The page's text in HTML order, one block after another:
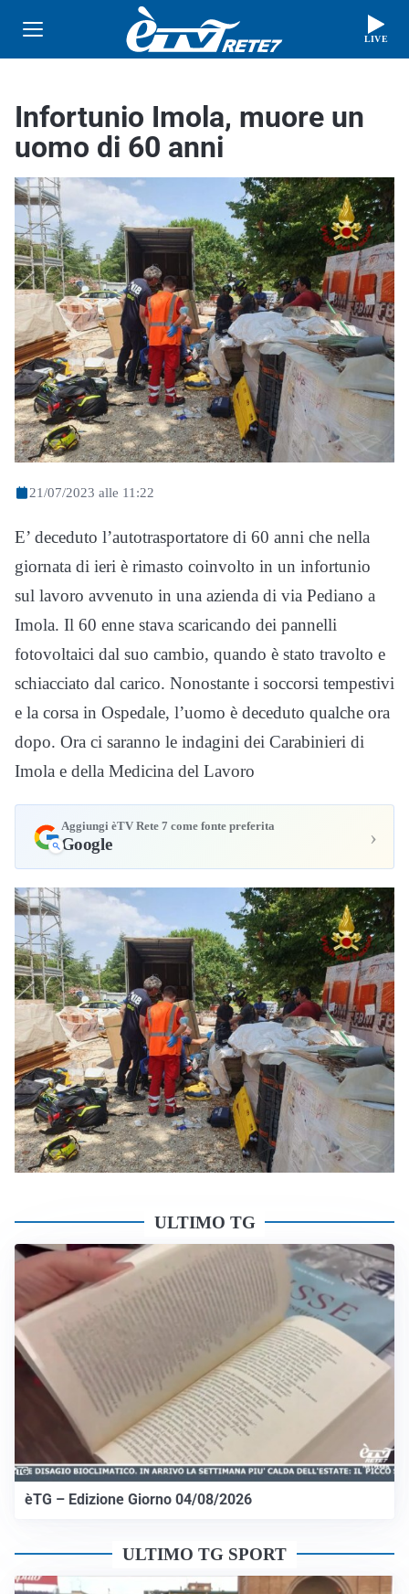
LIVE
Infortunio Imola, muore un
uomo di 60 anni
21/07/2023 alle 11:22
E’ deceduto l’autotrasportatore di 60 anni che nella
giornata di ieri è rimasto coinvolto in un infortunio
sul lavoro avvenuto in una azienda di via Pediano a
Imola. Il 60 enne stava scaricando dei pannelli
fotovoltaici dal suo cambio, quando è stato travolto e
schiacciato dal carico. Nonostante i soccorsi tempestivi
e la corsa in Ospedale, l’uomo è deceduto qualche ora
dopo. Ora ci saranno le indagini dei Carabinieri di
Imola e della Medicina del Lavoro
Aggiungi èTV Rete 7 come fonte preferita
Google ›
ULTIMO TG
èTG – Edizione Giorno 04/08/2026
ULTIMO TG SPORT